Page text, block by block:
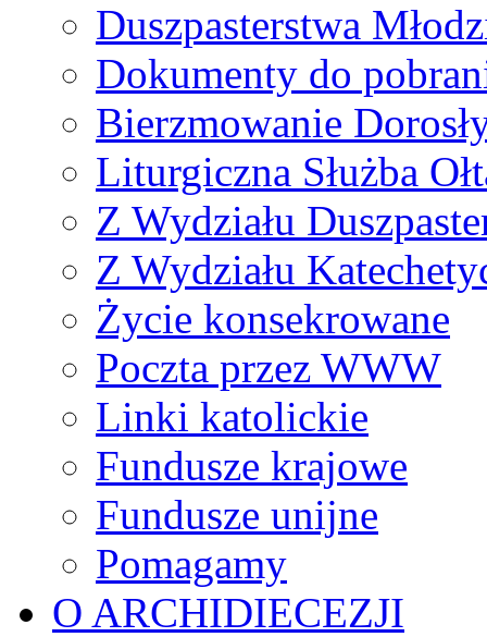
Duszpasterstwa
Dokumenty do
Bierzmowanie
Liturgiczna Służba
Z Wydziału
Z Wydziału
Życie konsekrowane
Poczta przez WWW
Linki katolickie
Fundusze krajowe
Fundusze unijne
Pomagamy
O ARCHIDIECEZJI